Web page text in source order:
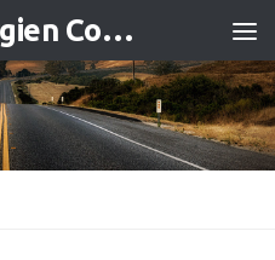
erneuerbare Energien Contracting